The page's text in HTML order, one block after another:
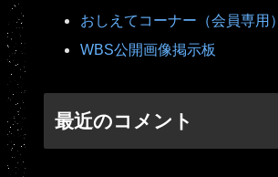
おしえてコーナー（会員専用）
WBS公開画像掲示板
最近のコメント